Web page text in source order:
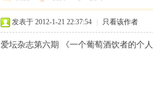
发表于 2012-1-21 22:37:54 只看该作者
爱坛杂志第六期 《一个葡萄酒饮者的个